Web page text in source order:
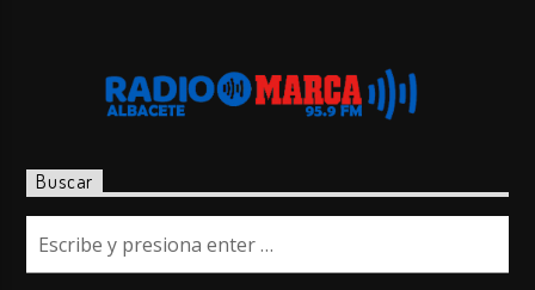
Buscar